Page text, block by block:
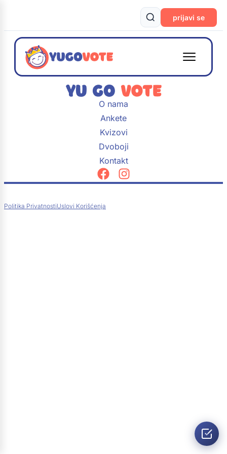
prijavi se
O nama
Ankete
Kvizovi
Dvoboji
Kontakt
Politika PrivatnostiUslovi Korišćenja